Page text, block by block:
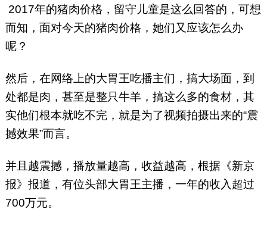
2017年的猪肉价格，留守儿童是这么回答的，可想
而知，面对今天的猪肉价格，她们又应该怎么办
呢？
然后，在网络上的大胃王吃播主们，搞大场面，到
处都是肉，甚至是整只牛羊，搞这么多的食材，其
实他们根本就吃不完，就是为了视频拍摄出来的“震
撼效果”而言。
并且越震撼，播放量越高，收益越高，根据《新京
报》报道，有位头部大胃王主播，一年的收入超过
700万元。